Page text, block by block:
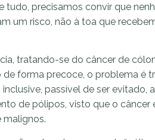
tudo, precisamos convir que
um risco, não à toa que
tratando-se do câncer de
forma precoce, o problema é
inclusive, passível de ser
de pólipos, visto que o